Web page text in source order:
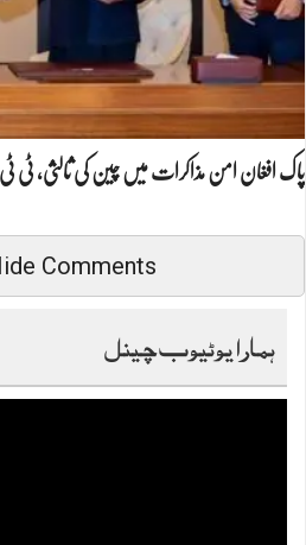
پاک افغان امن مذاکرات میں چین کی ثالثی، ٹی ٹی
Comments
ہمارا یوٹیوب چینل